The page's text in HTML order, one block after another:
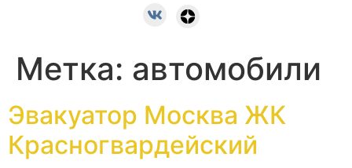
Метка: автомобили
Эвакуатор Москва ЖК
Красногвардейский